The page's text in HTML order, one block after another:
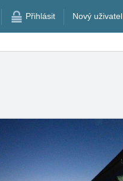
Přihlásit Nový uživatel